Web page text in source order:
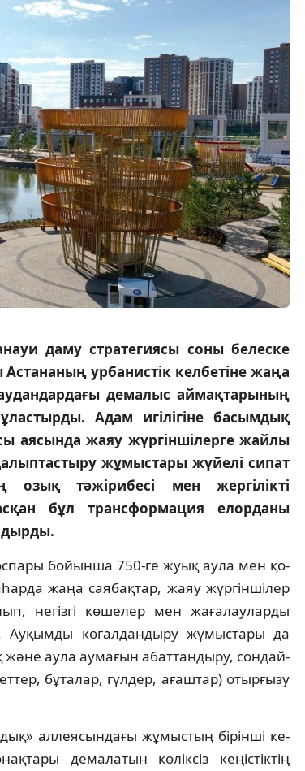
даму стратегиясы соны белеске
урбанистік келбетіне жаңа
демалыс аймақтарының
Адам игілігіне басымдық
аясында жаяу жүргіншілерге жайлы
жұмыстары жүйелі сипат
озық тәжірибесі мен жергілікті
бұл трансформация елорданы
бойынша 750-ге жуық аула мен қо­
жаңа саябақтар, жаяу жүргіншілер
негізгі көшелер мен жағалауларды
Ауқымды кө­галдандыру жұмыстары да
аула аумағын абаттандыру, сондай-
бұ­талар, гүлдер, ағаштар) отырғызу
аллеясындағы жұмыстың бірінші ке­
демалатын кө­лік­сіз кеңістіктің